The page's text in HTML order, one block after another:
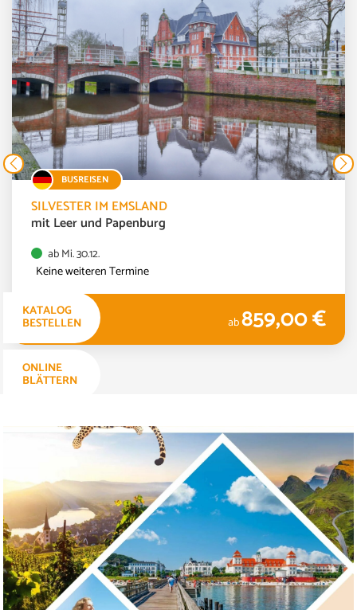
BUSREISEN
SILVESTER IM EMSLAND
mit Leer und Papenburg
ab Mi. 30.12.
Keine weiteren Termine
4 TAGE ab859,00 €
KATALOG
BESTELLEN
ONLINE
BLÄTTERN